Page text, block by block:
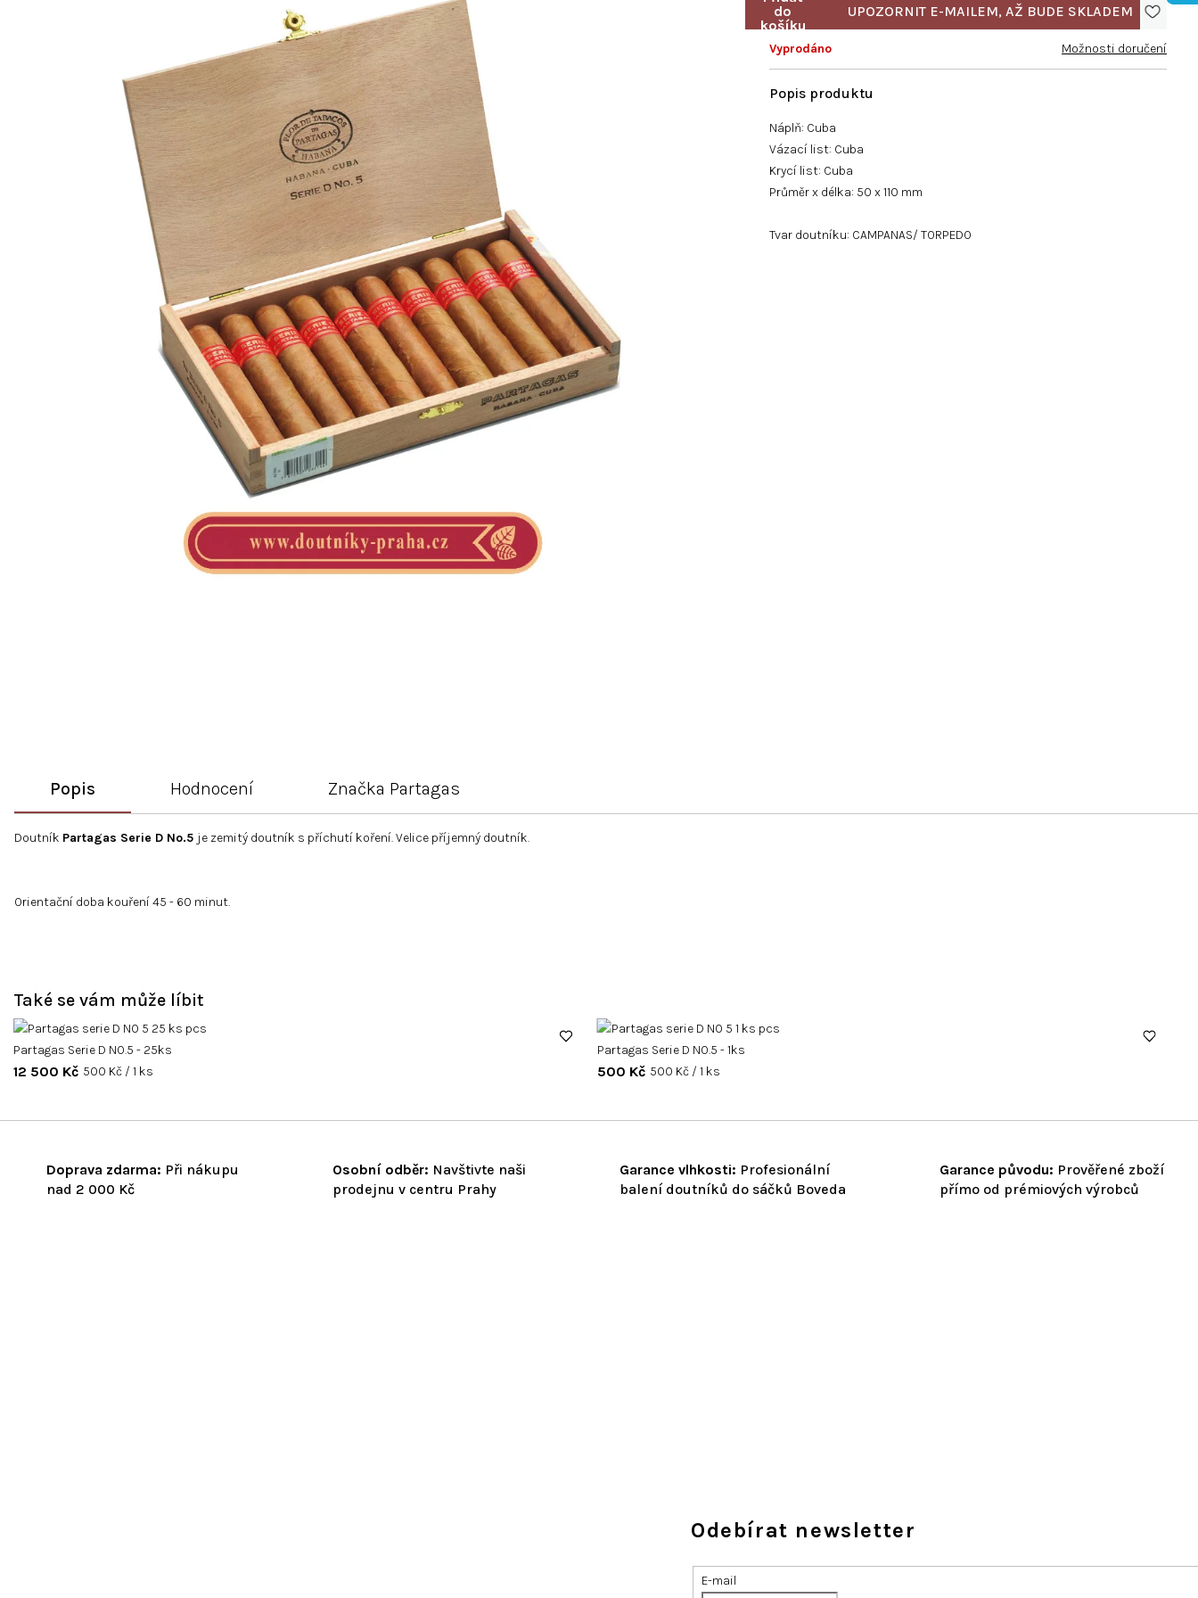
Náplň: Cuba
Vázací list: Cuba
Krycí list: Cuba
Průměr x délka: 50 x 110 mm
Tvar doutníku: CAMPANAS/ TORPEDO
Vyprodáno Možnosti doručení
Doprava zdarma: Při nákupu
nad 2 000 Kč
Osobní odběr: Navštivte naši
prodejnu v centru Prahy
Garance vlhkosti: Profesionální
balení doutníků do sáčků Boveda
Garance původu: Prověřené zboží
přímo od prémiových výrobců
Popis Hodnocení Značka Partagas
Doutník Partagas Serie D No.5 je zemitý doutník s příchutí koření. Velice příjemný doutník.
Orientační doba kouření 45 - 60 minut.
Také se vám může líbit
Partagas Serie D NO.5 - 25ks
12 500 Kč Měrná
500 Kč / 1 ks
Partagas Serie D NO.5 - 1ks
500 Kč Měrná
500 Kč / 1 ks
Odebírat newsletter
E-mail